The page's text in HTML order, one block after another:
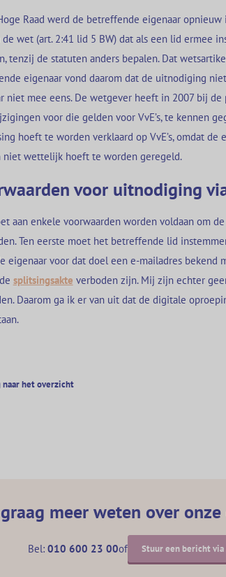
Raad werd de betreffende eigenaar opnieuw
de wet (art. 2:41 lid 5 BW) dat als een lid ermee
tenzij de statuten anders bepalen. Dat
eigenaar vond daarom dat de uitnodiging
niet mee eens. De wetgever heeft in 2007 bij
voor die gelden voor VvE’s, te kennen
hoeft te worden verklaard op VvE’s, omdat
niet wettelijk hoeft te worden geregeld.
voor uitnodiging
aan enkele voorwaarden worden voldaan om
Ten eerste moet het betreffende lid
eigenaar voor dat doel een e-mailadres bekend
splitsingsakte verboden zijn. Mij zijn echter
Daarom ga ik er van uit dat de digitale
naar het overzicht
meer weten over
Bel: 010 600 23 00of Stuur een bericht via